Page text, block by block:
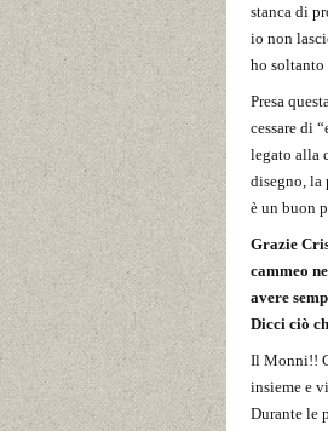
stanca di
io non
ho soltanto
Presa
cessare di
legato alla
disegno, la
è un buon
Grazie
cammeo
avere
Dicci ciò
Il Monni!!
insieme e
Durante le